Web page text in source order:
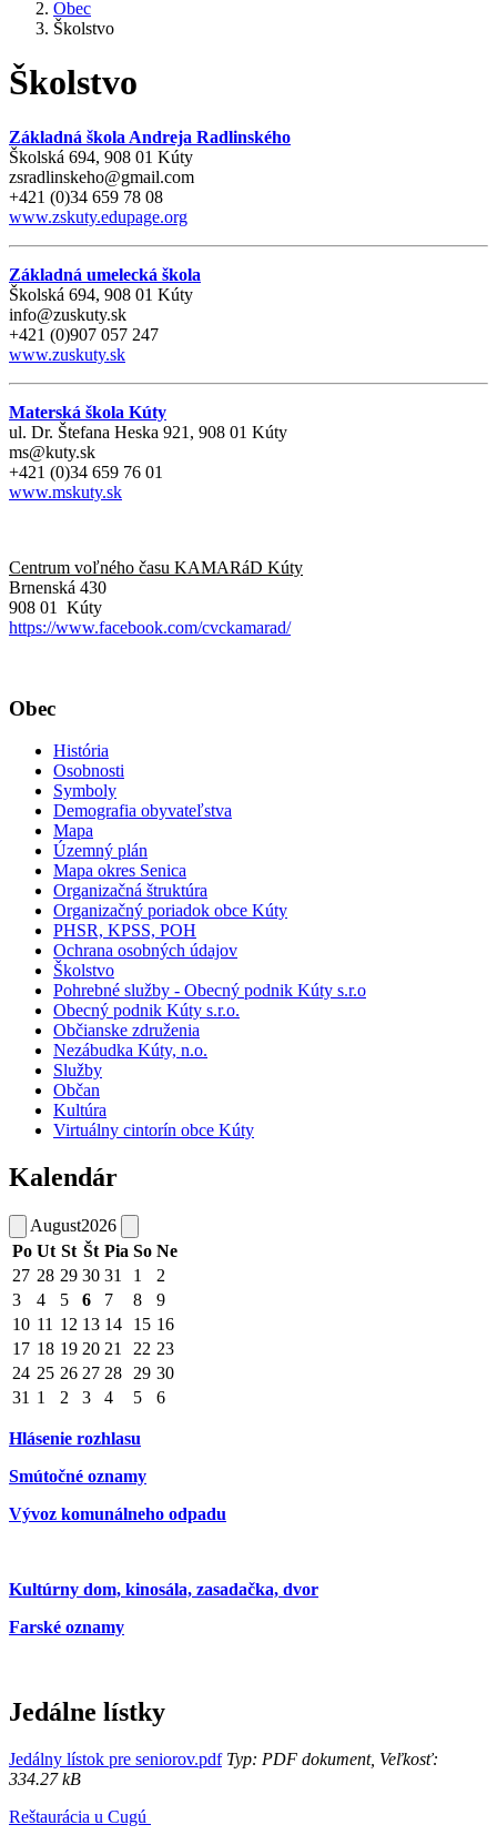
Obec
Školstvo
Školstvo
Základná škola Andreja Radlinského
Školská 694, 908 01 Kúty
zsradlinskeho@gmail.com
+421 (0)34 659 78 08
www.zskuty.edupage.org
Základná umelecká škola
Školská 694, 908 01 Kúty
info@zuskuty.sk
+421 (0)907 057 247
www.zuskuty.sk
Materská škola Kúty
ul. Dr. Štefana Heska 921, 908 01 Kúty
ms@kuty.sk
+421 (0)34 659 76 01
www.mskuty.sk
Centrum voľného času KAMARáD Kúty
Brnenská 430
908 01 Kúty
https://www.facebook.com/cvckamarad/
Obec
História
Osobnosti
Symboly
Demografia obyvateľstva
Mapa
Územný plán
Mapa okres Senica
Organizačná štruktúra
Organizačný poriadok obce Kúty
PHSR, KPSS, POH
Ochrana osobných údajov
Školstvo
Pohrebné služby - Obecný podnik Kúty s.r.o
Obecný podnik Kúty s.r.o.
Občianske združenia
Nezábudka Kúty, n.o.
Služby
Občan
Kultúra
Virtuálny cintorín obce Kúty
Kalendár
August2026
Po Ut St Št Pia So Ne
27 28 29 30 31 1
2
3
4 5 6 7 8
9
10 11 12 13 14 15 16
17 18 19 20 21 22 23
24 25 26 27 28 29 30
31 1 2 3 4 5 6
Hlásenie rozhlasu
Smútočné oznamy
Vývoz komunálneho odpadu
Kultúrny dom, kinosála, zasadačka, dvor
Farské oznamy
Jedálne lístky
Jedálny lístok pre seniorov.pdfTyp: PDF dokument, Veľkosť:
334.27 kB
Reštaurácia u Cugú